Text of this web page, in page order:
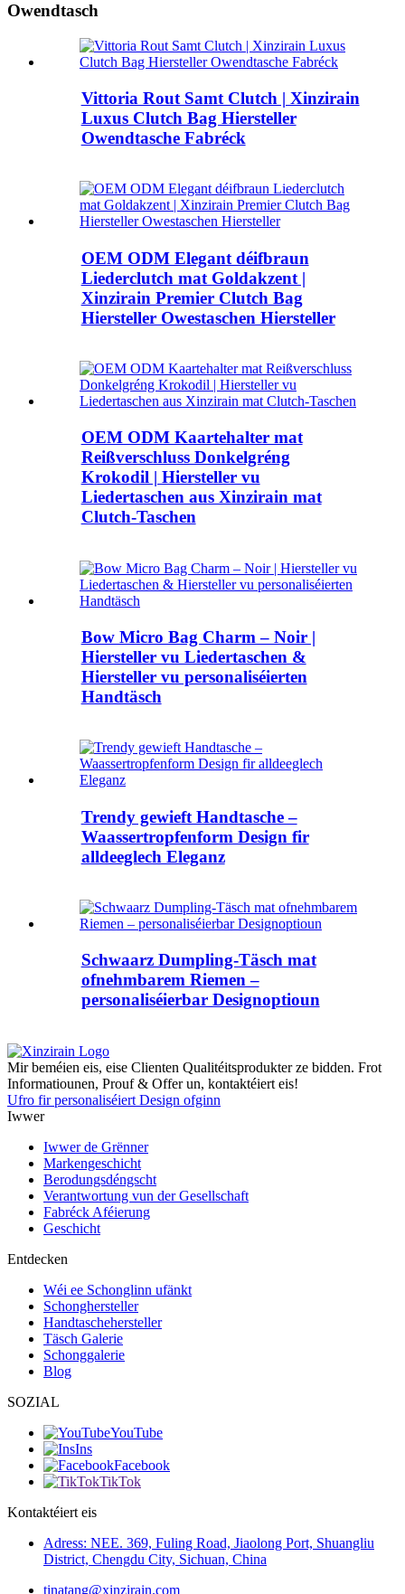
Owendtasch
Vittoria Rout Samt Clutch | Xinzirain
Luxus Clutch Bag Hiersteller
Owendtasche Fabréck
OEM ODM Elegant déifbraun
Liederclutch mat Goldakzent |
Xinzirain Premier Clutch Bag
Hiersteller Owestaschen Hiersteller
OEM ODM Kaartehalter mat
Reißverschluss Donkelgréng
Krokodil | Hiersteller vu
Liedertaschen aus Xinzirain mat
Clutch-Taschen
Bow Micro Bag Charm – Noir |
Hiersteller vu Liedertaschen &
Hiersteller vu personaliséierten
Handtäsch
Trendy gewieft Handtasche –
Waassertropfenform Design fir
alldeeglech Eleganz
Schwaarz Dumpling-Täsch mat
ofnehmbarem Riemen –
personaliséierbar Designoptioun
Mir beméien eis, eise Clienten Qualitéitsprodukter ze bidden. Frot
Informatiounen, Prouf & Offer un, kontaktéiert eis!
Ufro fir personaliséiert Design ofginn
Iwwer
Iwwer de Grënner
Markengeschicht
Berodungsdéngscht
Verantwortung vun der Gesellschaft
Fabréck Aféierung
Geschicht
Entdecken
Wéi ee Schonglinn ufänkt
Schonghersteller
Handtaschehersteller
Täsch Galerie
Schonggalerie
Blog
SOZIAL
YouTube
Ins
Facebook
TikTok
Kontaktéiert eis
Adress: NEE. 369, Fuling Road, Jiaolong Port, Shuangliu
District, Chengdu City, Sichuan, China
tinatang@xinzirain.com